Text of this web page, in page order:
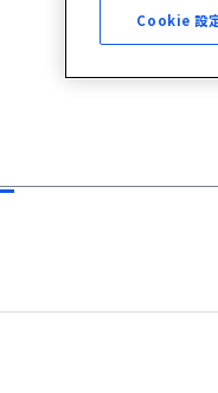
Cookie 設